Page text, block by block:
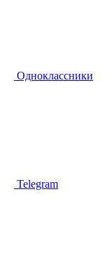
Одноклассники
Telegram